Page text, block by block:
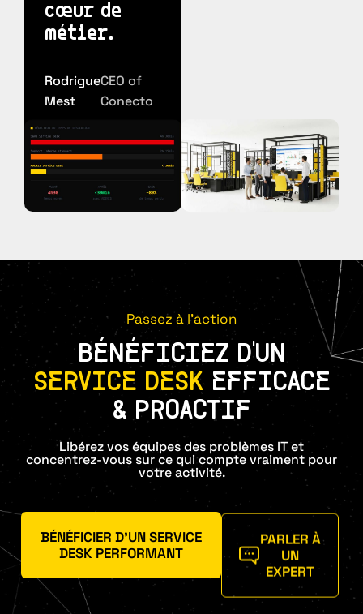
cœur de
métier.
Rodrigue
Mest
CEO of
Conecto
Passez à l'action
BÉNÉFICIEZ D'UN
SERVICE DESK EFFICACE
& PROACTIF
Libérez vos équipes des problèmes IT et
concentrez-vous sur ce qui compte vraiment pour
votre activité.
BÉNÉFICIER D'UN SERVICE
DESK PERFORMANT
PARLER À
UN
EXPERT